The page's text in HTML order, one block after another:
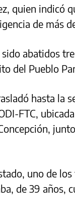
quien indicó
de más
sido abatidos
del Pueblo
hasta la
FTC,
uno de
de 39 años,